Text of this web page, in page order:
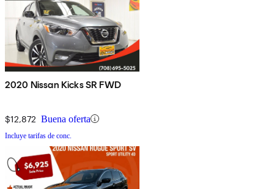
2020 Nissan Kicks SR FWD
$12,872 Buena oferta
Incluye tarifas de conc.